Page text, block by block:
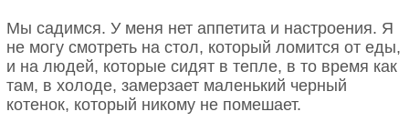
Мы садимся. У меня нет аппетита и настроения. Я
не могу смотреть на стол, который ломится от еды,
и на людей, которые сидят в тепле, в то время как
там, в холоде, замерзает маленький черный
котенок, который никому не помешает.